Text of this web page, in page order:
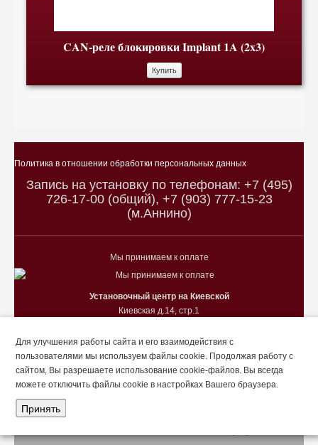
CAN-реле блокировки Implant 1A (2x3)
Купить
Политика в отношении обработки персональных данных
Запись на установку по телефонам: +7 (495)
726-17-00 (общий), +7 (903) 777-15-23
(м.Аннино)
Мы принимаем к оплате
Установочный центр на Киевской
Киевская д.14, стр.1
Установочный центр на Востряковском
Востряковский пр. д.10Б, стр.23
с 10.00 до 19.00 ежедневно
Установочный центр на Саянской
Для улучшения работы сайта и его взаимодействия с
пользователями мы используем файлы cookie. Продолжая работу с
сайтом, Вы разрешаете использование cookie-файлов. Вы всегда
можете отключить файлы cookie в настройках Вашего браузера.
Принять